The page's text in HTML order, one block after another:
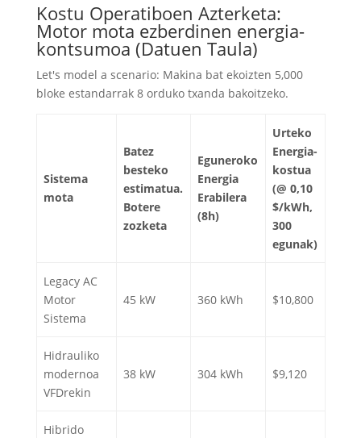
Kostu Operatiboen Azterketa:
Motor mota ezberdinen energia-
kontsumoa (Datuen Taula)
Let's model a scenario: Makina bat ekoizten 5,000
bloke estandarrak 8 orduko txanda bakoitzeko.
Sistema
mota
Batez
besteko
estimatua.
Botere
zozketa
Eguneroko
Energia
Erabilera
(8h)
Urteko
Energia-
kostua
(@ 0,10
$/kWh,
300
egunak)
Legacy AC
Motor
Sistema
45 kW 360 kWh $10,800
Hidrauliko
modernoa
VFDrekin
38 kW 304 kWh $9,120
Hibrido